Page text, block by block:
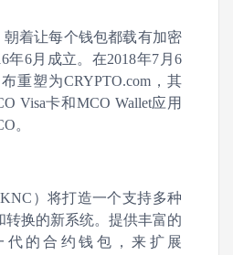
朝着让每个钱包都载有加密
年6月成立。在2018年7月6
重塑为CRYPTO.com，其
Visa卡和MCO Wallet应用
。
）将打造一个支持多种
转换的新系统。提供丰富的
代的合约钱包，来扩展